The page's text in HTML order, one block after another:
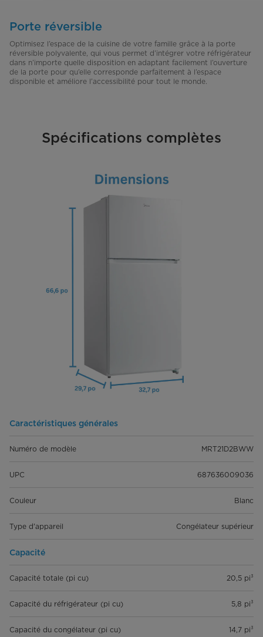
Porte réversible
Optimisez l’espace de la cuisine de votre famille grâce à la porte
réversible polyvalente, qui vous permet d’intégrer votre réfrigérateur
dans n’importe quelle disposition en adaptant facilement l’ouverture
de la porte pour qu’elle corresponde parfaitement à l’espace
disponible et améliore l’accessibilité pour tout le monde.
Spécifications complètes
Caractéristiques générales
Numéro de modèle MRT21D2BWW
UPC 687636009036
Couleur Blanc
Type d'appareil Congélateur supérieur
Capacité
Capacité totale (pi cu) 20,5 pi³
Capacité du réfrigérateur (pi cu) 5,8 pi³
Capacité du congélateur (pi cu) 14,7 pi³